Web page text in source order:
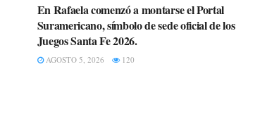
En Rafaela comenzó a montarse el Portal
Suramericano, símbolo de sede oficial de los
Juegos Santa Fe 2026.
AGOSTO 5, 2026 120